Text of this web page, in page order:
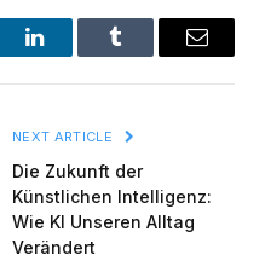
LinkedInTumblr Email
NEXT ARTICLE
Die Zukunft der
Künstlichen Intelligenz:
Wie KI Unseren Alltag
Verändert